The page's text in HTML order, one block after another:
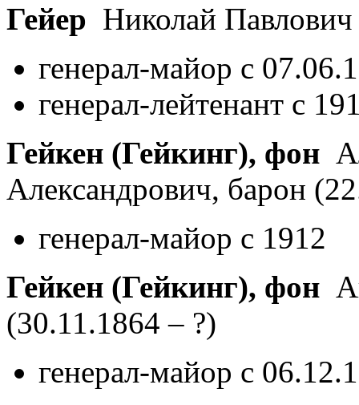
Гейер Николай
генерал-майор с
генерал-лейтенант с
Гейкен (Гейкинг), фон
Александрович, барон
генерал-майор с 1912
Гейкен (Гейкинг), фон
(30.11.1864 – ?)
генерал-майор с